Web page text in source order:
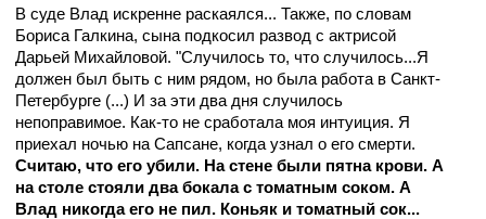
В суде Влад искренне раскаялся... Также, по словам
Бориса Галкина, сына подкосил развод с актрисой
Дарьей Михайловой. "Случилось то, что случилось...Я
должен был быть с ним рядом, но была работа в Санкт-
Петербурге (...) И за эти два дня случилось
непоправимое. Как-то не сработала моя интуиция. Я
приехал ночью на Сапсане, когда узнал о его смерти.
Считаю, что его убили. На стене были пятна крови. А
на столе стояли два бокала с томатным соком. А
Влад никогда его не пил. Коньяк и томатный сок...